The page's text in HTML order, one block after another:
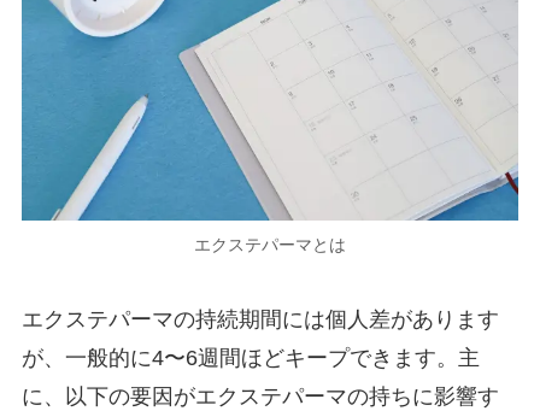
エクステパーマとは
エクステパーマの持続期間には個人差があります
が、一般的に4〜6週間ほどキープできます。主
に、以下の要因がエクステパーマの持ちに影響す